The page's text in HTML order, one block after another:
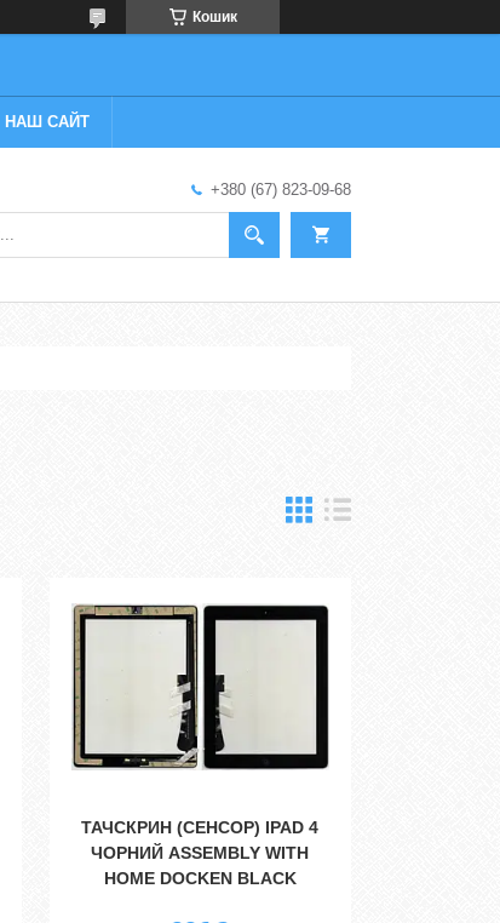
Кошик
НАШ САЙТ
+380 (67) 823-09-68
ТАЧСКРИН (СЕНСОР) IPAD 4
ЧОРНИЙ ASSEMBLY WITH
HOME DOCKEN BLACK